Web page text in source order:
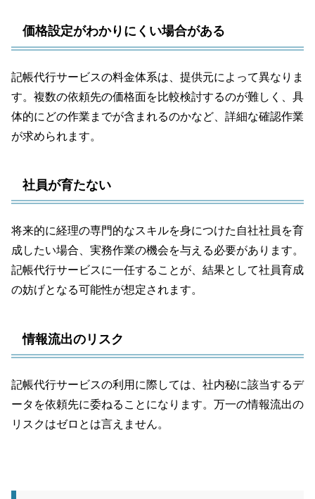
価格設定がわかりにくい場合がある
記帳代行サービスの料金体系は、提供元によって異なりま
す。複数の依頼先の価格面を比較検討するのが難しく、具
体的にどの作業までが含まれるのかなど、詳細な確認作業
が求められます。
社員が育たない
将来的に経理の専門的なスキルを身につけた自社社員を育
成したい場合、実務作業の機会を与える必要があります。
記帳代行サービスに一任することが、結果として社員育成
の妨げとなる可能性が想定されます。
情報流出のリスク
記帳代行サービスの利用に際しては、社内秘に該当するデ
ータを依頼先に委ねることになります。万一の情報流出の
リスクはゼロとは言えません。